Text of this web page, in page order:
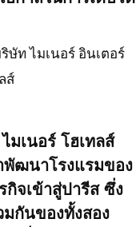
ษัท ไมเนอร์ อินเตอร์
ส์
มเนอร์ โฮเทลส์
พัฒนาโรงแรมของ
กิจเข้าสู่ปารีส ซึ่ง
มกันของทั้งสอง